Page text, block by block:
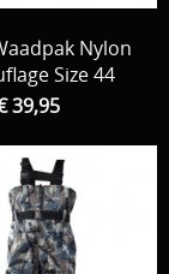
Nylon
Size 44
39,95